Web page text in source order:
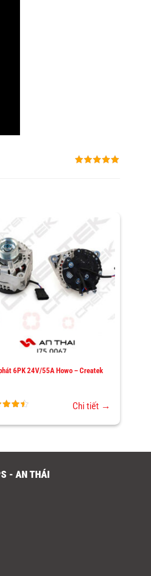
VÀO
YÊU
THÍCH
6PK 24V/55A Howo – Createk
Chi tiết →
- AN THÁI